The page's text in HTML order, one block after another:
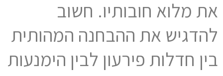
את מלוא חובותיו. חשוב
להדגיש את ההבחנה המהותית
בין חדלות פירעון לבין הימנעות